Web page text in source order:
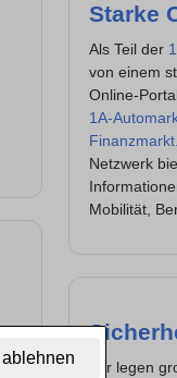
Starke
Als Teil der
von einem
Online-
1A-
Netzwerk
Mobilität,
Wir legen